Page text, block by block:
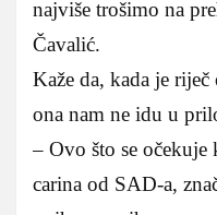
najviše trošimo na
Čavalić.
Kaže da, kada je
ona nam ne idu u
– Ovo što se očekuje
carina od SAD-a,